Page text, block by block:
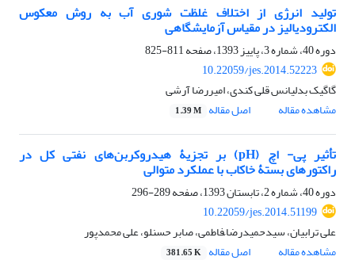
تولید انرژی از اختلاف غلظت شوری آب به روش معکوس
الکترودیالیز در مقیاس آزمایشگاهی
دوره 40، شماره 3، پاییز 1393، صفحه
811-825
10.22059/jes.2014.52223
گاگیک بدلیانس قلی کندی، امیررضا آرشی
مشاهده مقاله
اصل مقاله 1.39 M
تأثیر پی- اچ (pH) بر تجزیۀ هیدروکربن‌های نفتی کل در
راکتور‌‌های بستۀ خاکاب با عملکرد متوالی
دوره 40، شماره 2، تابستان 1393، صفحه
289-296
10.22059/jes.2014.51199
علی ترابیان، سیدحمیدرضا ّفاطمی، صابر حسنلو، علی محمدپور
مشاهده مقاله
اصل مقاله 381.65 K